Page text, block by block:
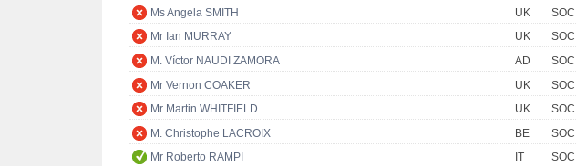
Ms Angela SMITH
UK
SOC
Mr Ian MURRAY
UK
SOC
M. Víctor NAUDI ZAMORA
AD
SOC
Mr Vernon COAKER
UK
SOC
Mr Martin WHITFIELD
UK
SOC
M. Christophe LACROIX
BE
SOC
Mr Roberto RAMPI
IT
SOC